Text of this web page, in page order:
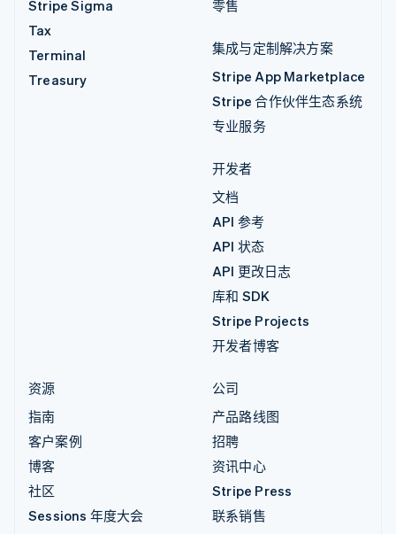
Stripe Sigma
Tax
Terminal
Treasury
零售
集成与定制解决方案
Stripe App Marketplace
Stripe 合作伙伴生态系统
专业服务
开发者
文档
API 参考
API 状态
API 更改日志
库和 SDK
Stripe Projects
开发者博客
资源
指南
客户案例
博客
社区
Sessions 年度大会
公司
产品路线图
招聘
资讯中心
Stripe Press
联系销售